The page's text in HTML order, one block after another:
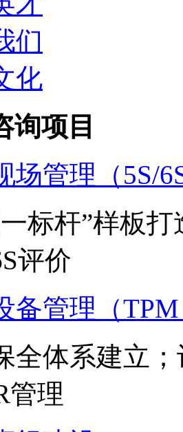
们
化
询项目
场管理（5S/
标杆”样板
评价
备管理（
全体系建立
管理